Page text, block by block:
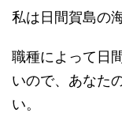
私は日間賀島の
職種によって日
いので、あなた
い。